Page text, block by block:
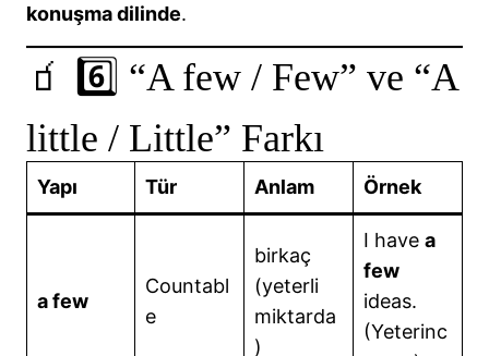
konuşma dilinde.
🧃 6️⃣ “A few / Few” ve “A
little / Little” Farkı
Yapı Tür Anlam Örnek
a few
Countabl
e
birkaç
(yeterli
miktarda
)
I have a
few
ideas.
(Yeterinc